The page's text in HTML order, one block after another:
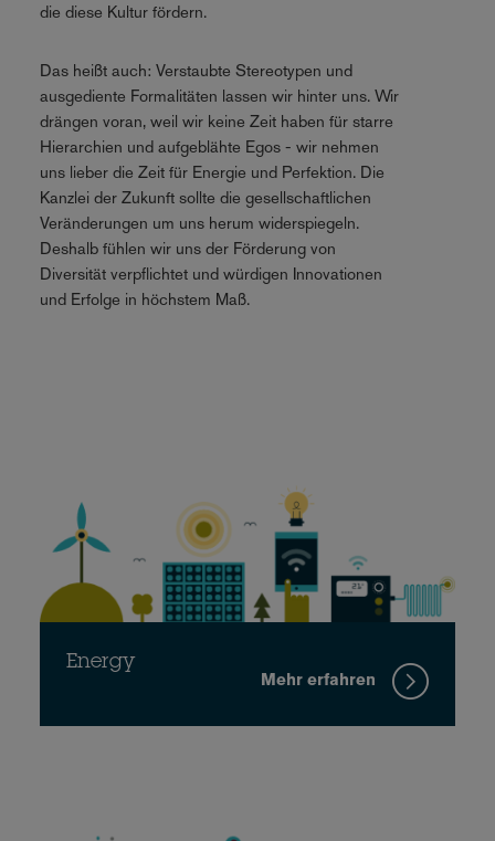
die diese Kultur fördern.
Das heißt auch: Verstaubte Stereotypen und
ausgediente Formalitäten lassen wir hinter uns. Wir
drängen voran, weil wir keine Zeit haben für starre
Hierarchien und aufgeblähte Egos - wir nehmen
uns lieber die Zeit für Energie und Perfektion. Die
Kanzlei der Zukunft sollte die gesellschaftlichen
Veränderungen um uns herum widerspiegeln.
Deshalb fühlen wir uns der Förderung von
Diversität verpflichtet und würdigen Innovationen
und Erfolge in höchstem Maß.
Energy
Mehr erfahren